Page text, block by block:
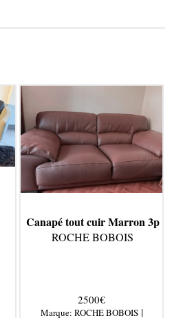
Canapé tout cuir Marron 3p
ROCHE BOBOIS
2500€
Marque: ROCHE BOBOIS|